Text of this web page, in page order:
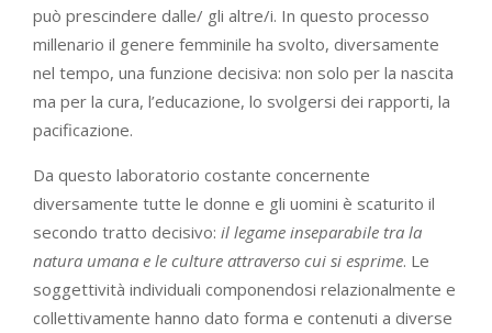
può prescindere dalle/ gli altre/i. In questo processo
millenario il genere femminile ha svolto, diversamente
nel tempo, una funzione decisiva: non solo per la nascita
ma per la cura, l’educazione, lo svolgersi dei rapporti, la
pacificazione.
Da questo laboratorio costante concernente
diversamente tutte le donne e gli uomini è scaturito il
secondo tratto decisivo: il legame inseparabile tra la
natura umana e le culture attraverso cui si esprime. Le
soggettività individuali componendosi relazionalmente e
collettivamente hanno dato forma e contenuti a diverse